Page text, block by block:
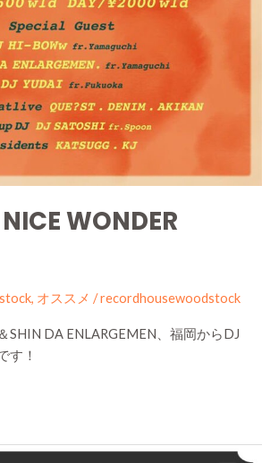
WONDER
, オススメ /recordhousewoodstock
SHIN DA ENLARGEMEN、福岡からDJ
す！